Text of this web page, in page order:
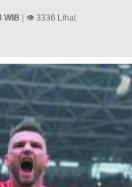
HIV/AIDS di
Q Sebagai
Lurah AUR,
Ditekuk Juventus
Ikut Gubsu
WIB | 👁 3336 Lihat